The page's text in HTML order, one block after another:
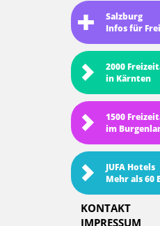
Salzburg
Infos für
2000
in Kärnten
1500
im
JUFA Hotels
Mehr als 60
KONTAKT
IMPRESSUM